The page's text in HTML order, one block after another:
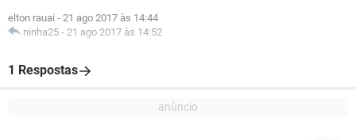
elton rauai - 21 ago 2017 às 14:44
ninha25 - 21 ago 2017 às 14:52
1 Respostas